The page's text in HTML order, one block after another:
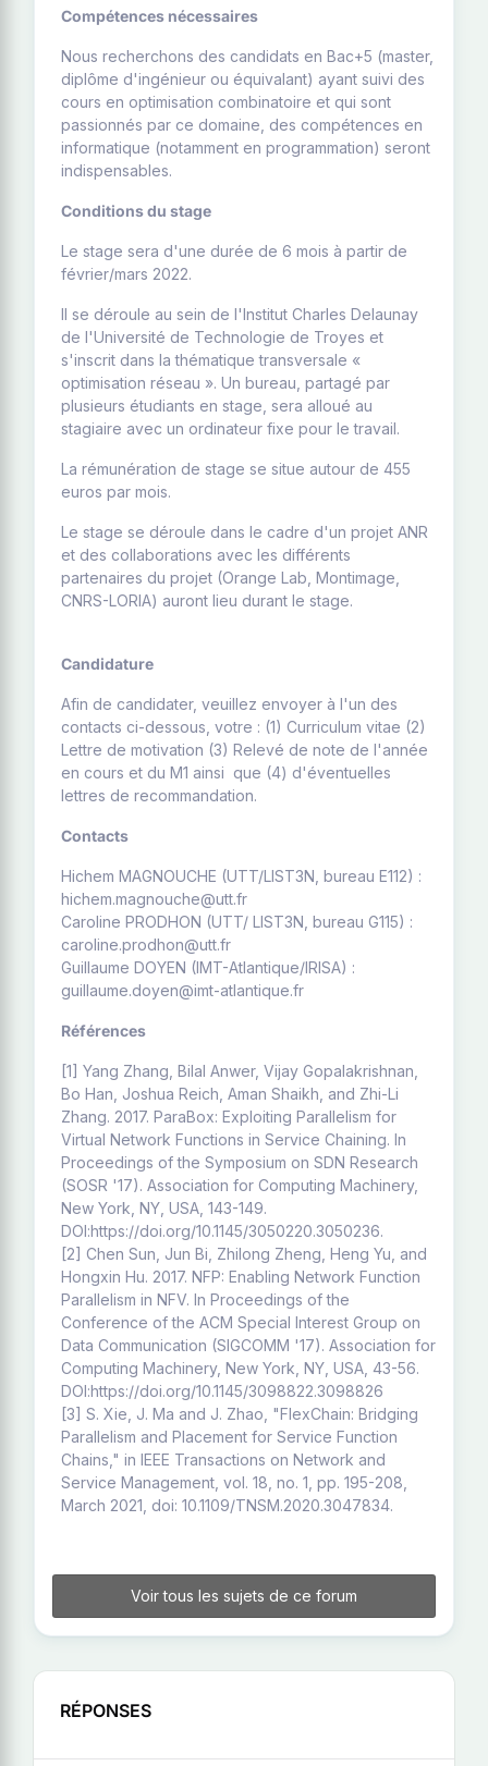
Compétences nécessaires
Nous recherchons des candidats en Bac+5 (master,
diplôme d'ingénieur ou équivalant) ayant suivi des
cours en optimisation combinatoire et qui sont
passionnés par ce domaine, des compétences en
informatique (notamment en programmation) seront
indispensables.
Conditions du stage
Le stage sera d'une durée de 6 mois à partir de
février/mars 2022.
Il se déroule au sein de l'Institut Charles Delaunay
de l'Université de Technologie de Troyes et
s'inscrit dans la thématique transversale «
optimisation réseau ». Un bureau, partagé par
plusieurs étudiants en stage, sera alloué au
stagiaire avec un ordinateur fixe pour le travail.
La rémunération de stage se situe autour de 455
euros par mois.
Le stage se déroule dans le cadre d'un projet ANR
et des collaborations avec les différents
partenaires du projet (Orange Lab, Montimage,
CNRS-LORIA) auront lieu durant le stage.
Candidature
Afin de candidater, veuillez envoyer à l'un des
contacts ci-dessous, votre : (1) Curriculum vitae (2)
Lettre de motivation (3) Relevé de note de l'année
en cours et du M1 ainsi que (4) d'éventuelles
lettres de recommandation.
Contacts
Hichem MAGNOUCHE (UTT/LIST3N, bureau E112) :
hichem.magnouche@utt.fr
Caroline PRODHON (UTT/ LIST3N, bureau G115) :
caroline.prodhon@utt.fr
Guillaume DOYEN (IMT-Atlantique/IRISA) :
guillaume.doyen@imt-atlantique.fr
Références
[1] Yang Zhang, Bilal Anwer, Vijay Gopalakrishnan,
Bo Han, Joshua Reich, Aman Shaikh, and Zhi-Li
Zhang. 2017. ParaBox: Exploiting Parallelism for
Virtual Network Functions in Service Chaining. In
Proceedings of the Symposium on SDN Research
(SOSR '17). Association for Computing Machinery,
New York, NY, USA, 143-149.
DOI:https://doi.org/10.1145/3050220.3050236.
[2] Chen Sun, Jun Bi, Zhilong Zheng, Heng Yu, and
Hongxin Hu. 2017. NFP: Enabling Network Function
Parallelism in NFV. In Proceedings of the
Conference of the ACM Special Interest Group on
Data Communication (SIGCOMM '17). Association for
Computing Machinery, New York, NY, USA, 43-56.
DOI:https://doi.org/10.1145/3098822.3098826
[3] S. Xie, J. Ma and J. Zhao, "FlexChain: Bridging
Parallelism and Placement for Service Function
Chains," in IEEE Transactions on Network and
Service Management, vol. 18, no. 1, pp. 195-208,
March 2021, doi: 10.1109/TNSM.2020.3047834.
Voir tous les sujets de ce forum
RÉPONSES